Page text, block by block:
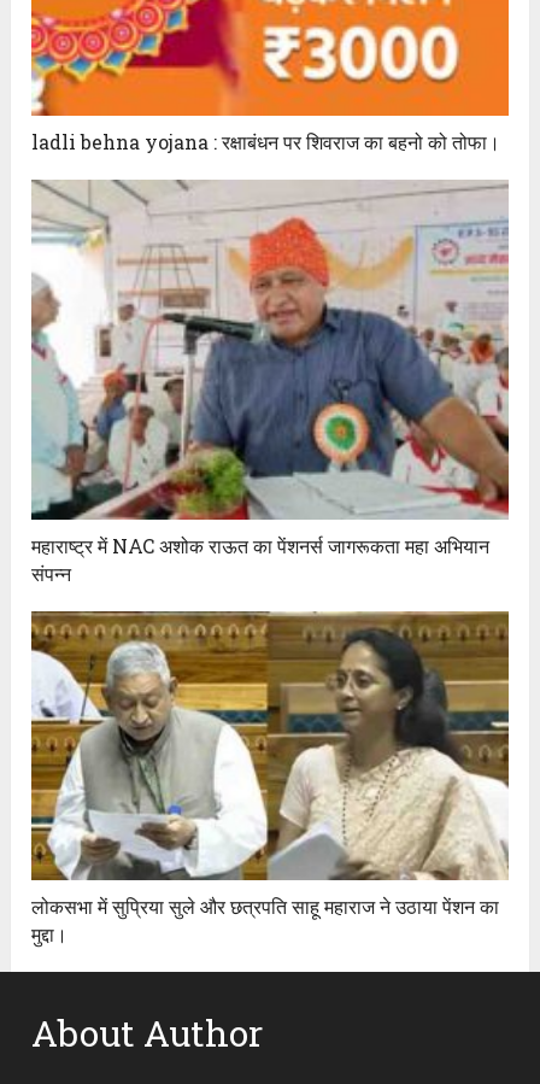
ladli behna yojana : रक्षाबंधन पर शिवराज का बहनो को तोफा।
महाराष्ट्र में NAC अशोक राऊत का पेंशनर्स जागरूकता महा अभियान
संपन्न
लोकसभा में सुप्रिया सुले और छत्रपति साहू महाराज ने उठाया पेंशन का
मुद्दा।
About Author